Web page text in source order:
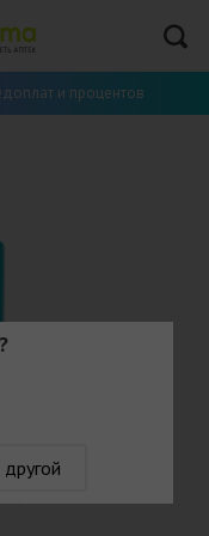
и процентов